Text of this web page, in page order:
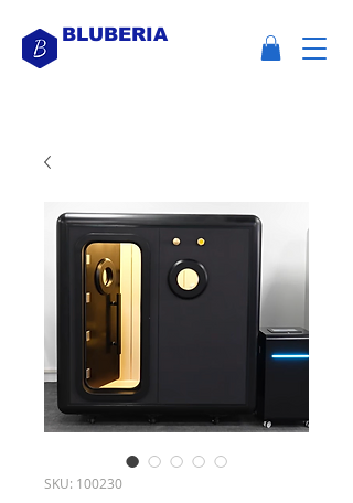
BLUBERIA
SKU: 100230